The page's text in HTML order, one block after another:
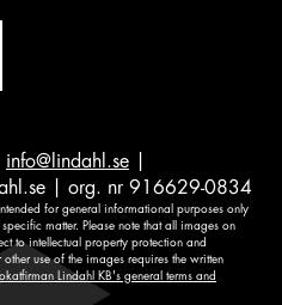
info@lindahl.se
| org. nr 916629-0834
for general informational purposes only
matter. Please note that all images on
to intellectual property protection and
use of the images requires the written
Lindahl KB's general terms and